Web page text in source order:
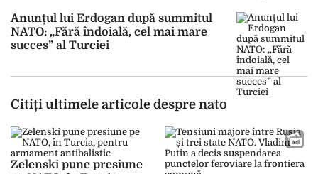
Anunțul lui Erdogan după summitul
NATO: „Fără îndoială, cel mai mare
succes” al Turciei
Citiți ultimele articole despre nato
Zelenski pune presiune